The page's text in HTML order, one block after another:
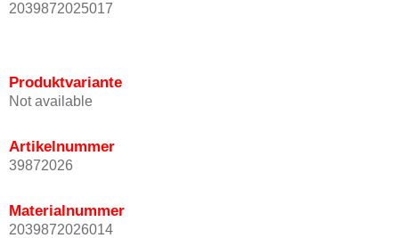
2039872025017
Produktvariante
Not available
Artikelnummer
39872026
Materialnummer
2039872026014